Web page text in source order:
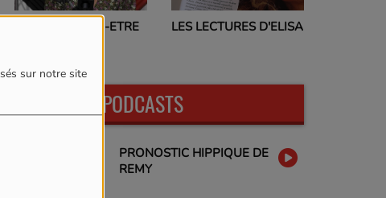
sur notre site
LES LECTURES D'ELISA
PROGRAMMES TV
DERNIERS PODCASTS
PRONOSTIC HIPPIQUE DE
REMY